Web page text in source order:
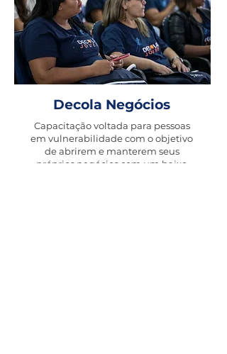
Decola Negócios
Capacitação voltada para pessoas
em vulnerabilidade com o objetivo
de abrirem e manterem seus
próprios negócios com um baixo